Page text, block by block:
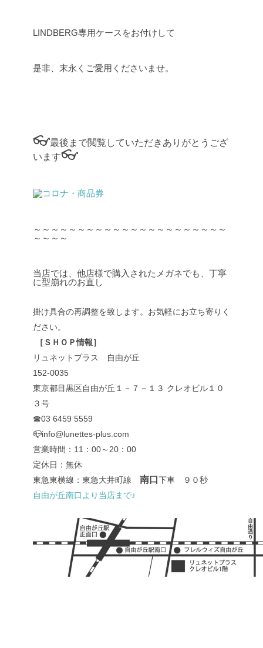
LINDBERG専用ケースをお付けして
是非、末永くご愛用くださいませ。
👓最後まで閲覧していただきありがとうござ
います👓
～～～～～～～～～～～～～～～～～～～～～～
～～～～
当店では、他店様で購入されたメガネでも、丁寧
に型崩れのお直し
掛け具合の再調整を致します。お気軽にお立ち寄りく
ださい。
［ＳＨＯＰ情報］
リュネットプラス 自由が丘
152-0035
東京都目黒区自由が丘１－７－１３ クレオビル１０
３号
☎03 6459 5559
📪info@lunettes-plus.com
営業時間：11：00～20：00
定休日：無休
東急東横線：東急大井町線 南口 下車 ９０秒
自由が丘南口より当店まで♪